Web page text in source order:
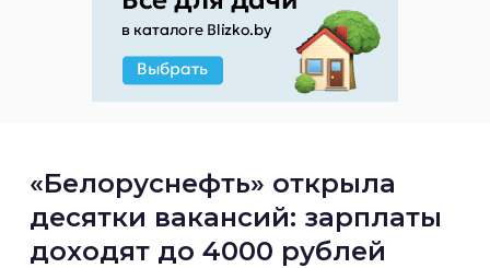
«Белоруснефть» открыла
десятки вакансий: зарплаты
доходят до 4000 рублей